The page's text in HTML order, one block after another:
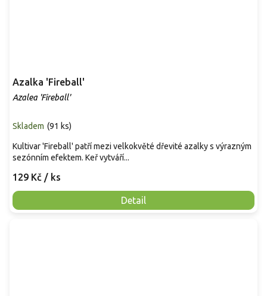
Azalka 'Fireball'
Azalea 'Fireball'
Skladem (91 ks)
129 Kč / ks
Detail
Kultivar 'Fireball' patří mezi velkokvěté dřevité azalky s výrazným
sezónním efektem. Keř vytváří...